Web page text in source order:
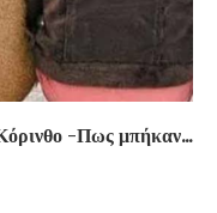
-Πως μπήκαν...